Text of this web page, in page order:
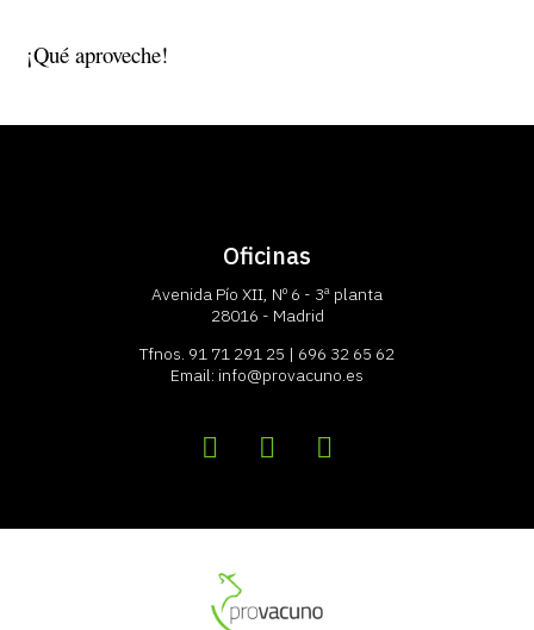
¡Qué aproveche!
Oficinas
Avenida Pío XII, Nº 6 - 3ª planta
28016 - Madrid
Tfnos. 91 71 291 25 | 696 32 65 62
Email: info@provacuno.es